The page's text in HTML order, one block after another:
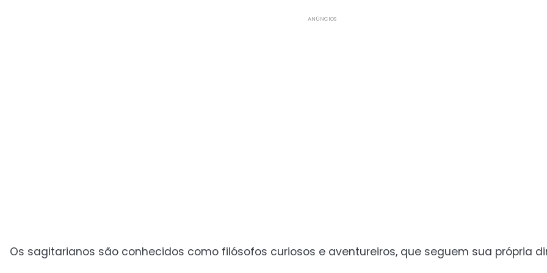
ANÚNCIOS
Os sagitarianos são conhecidos como filósofos curiosos e aventureiros, que seguem sua própria